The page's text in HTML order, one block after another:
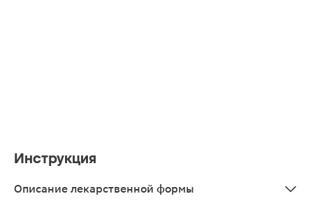
Инструкция
Описание лекарственной формы